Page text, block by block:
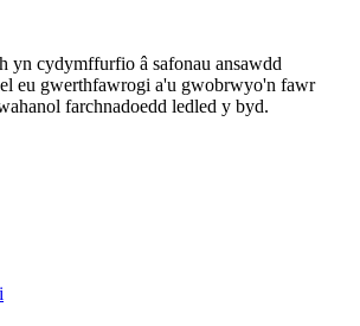
yn cydymffurfio â safonau ansawdd
eu gwerthfawrogi a'u gwobrwyo'n fawr
farchnadoedd ledled y byd.